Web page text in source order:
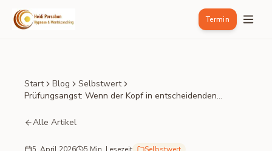
Termin
Start Blog
Selbstwert
Prüfungsangst: Wenn der Kopf in entscheidenden
Alle Artikel